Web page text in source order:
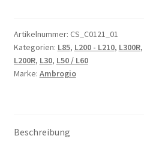
Ambrogio
CS_C0121_01
Menge
Artikelnummer: CS_C0121_01
Kategorien: L85, L200 - L210, L300R,
L200R, L30, L50 / L60
Marke: Ambrogio
Beschreibung